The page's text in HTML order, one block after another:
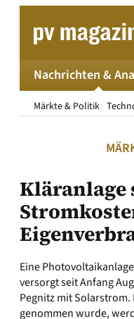
springen
Nachrichten &
Märkte & Politik
Kläranlage
Eine
versorgt seit Anfang
Pegnitz mit Solarstrom.
genommen wurde,